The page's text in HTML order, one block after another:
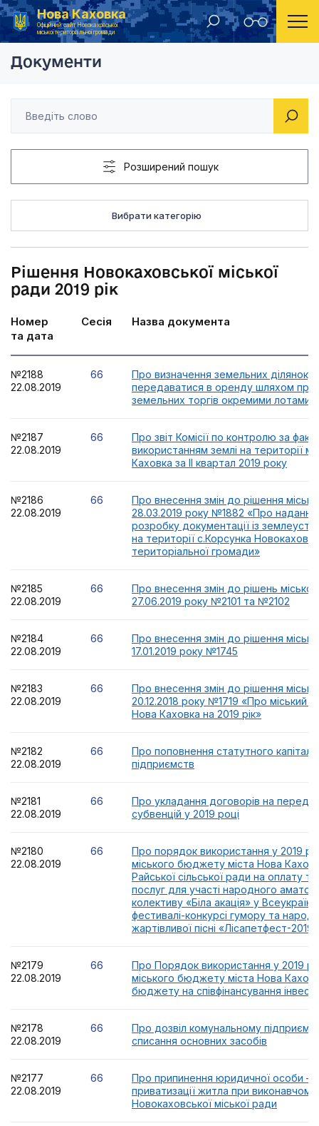
Нова Каховка
Офіційний сайт Новокаховської
міської територіальної громади
Головна Рішення Новокаховської міської ради 2019 рік
Документи
Розширений пошук
Вибрати категорію
Рішення Новокаховської міської
ради 2019 рік
Номер
та дата
Сесія Назва документа
№2188
22.08.2019
66
Про визначення земельних ділянок,
передаватися в оренду шляхом
земельних торгів окремими лотами
№2187
22.08.2019
66
Про звіт Комісії по контролю за
використанням землі на території
Каховка за IІ квартал 2019 року
№2186
22.08.2019
66
Про внесення змін до рішення
28.03.2019 року №1882 «Про
розробку документації із
на території с.Корсунка
територіальної громади»
№2185
22.08.2019
66
Про внесення змін до рішень міської
27.06.2019 року №2101 та №2102
№2184
22.08.2019
66
Про внесення змін до рішення
17.01.2019 року №1745
№2183
22.08.2019
66
Про внесення змін до рішення
20.12.2018 року №1719 «Про міський
Нова Каховка на 2019 рік»
№2182
22.08.2019
66
Про поповнення статутного
підприємств
№2181
22.08.2019
66
Про укладання договорів на
субвенцій у 2019 році
№2180
22.08.2019
66
Про порядок використання у 2019
міського бюджету міста Нова
Райської сільської ради на оплату
послуг для участі народного
колективу «Біла акація» у
фестивалі-конкурсі гумору та
жартівливої пісні «Лісапетфест-2019»
№2179
22.08.2019
66
Про Порядок використання у 2019
міського бюджету міста Нова
бюджету на співфінансування
№2178
22.08.2019
66
Про дозвіл комунальному
списання основних засобів
№2177
22.08.2019
66
Про припинення юридичної особи –
приватизації житла при виконавчому
Новокаховської міської ради